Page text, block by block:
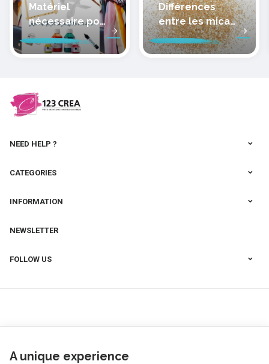
Matériel
nécessaire pour
peindre la soie
Différences
entre les micas
des pâtes
polymères
NEED HELP ?
CATEGORIES
INFORMATION
NEWSLETTER
FOLLOW US
A unique experience